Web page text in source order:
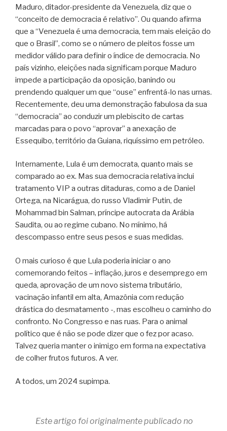
Maduro, ditador-presidente da Venezuela, diz que o
“conceito de democracia é relativo”. Ou quando afirma
que a “Venezuela é uma democracia, tem mais eleição do
que o Brasil”, como se o número de pleitos fosse um
medidor válido para definir o índice de democracia. No
país vizinho, eleições nada significam porque Maduro
impede a participação da oposição, banindo ou
prendendo qualquer um que “ouse” enfrentá-lo nas urnas.
Recentemente, deu uma demonstração fabulosa da sua
“democracia” ao conduzir um plebiscito de cartas
marcadas para o povo “aprovar” a anexação de
Essequibo, território da Guiana, riquíssimo em petróleo.
Internamente, Lula é um democrata, quanto mais se
comparado ao ex. Mas sua democracia relativa inclui
tratamento VIP a outras ditaduras, como a de Daniel
Ortega, na Nicarágua, do russo Vladimir Putin, de
Mohammad bin Salman, príncipe autocrata da Arábia
Saudita, ou ao regime cubano. No mínimo, há
descompasso entre seus pesos e suas medidas.
O mais curioso é que Lula poderia iniciar o ano
comemorando feitos – inflação, juros e desemprego em
queda, aprovação de um novo sistema tributário,
vacinação infantil em alta, Amazônia com redução
drástica do desmatamento -, mas escolheu o caminho do
confronto. No Congresso e nas ruas. Para o animal
político que é não se pode dizer que o fez por acaso.
Talvez queria manter o inimigo em forma na expectativa
de colher frutos futuros. A ver.
A todos, um 2024 supimpa.
Este artigo foi originalmente publicado no